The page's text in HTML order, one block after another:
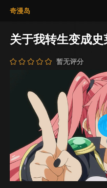
奇漫岛
关于我转生变成
暂无评分